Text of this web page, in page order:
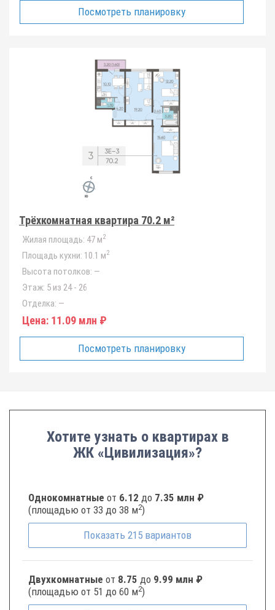
Посмотреть планировку
Трёхкомнатная квартира 70.2 м²
Жилая площадь: 47 м2
Площадь кухни: 10.1 м2
Высота потолков: —
Этаж: 5 из 24 - 26
Отделка: —
Цена: 11.09 млн ₽
Посмотреть планировку
Хотите узнать о квартирах в
ЖК «Цивилизация»?
Однокомнатные от 6.12 до 7.35 млн ₽
(площадью от 33 до 38 м2)
Показать 215 вариантов
Двухкомнатные от 8.75 до 9.99 млн ₽
(площадью от 51 до 60 м2)